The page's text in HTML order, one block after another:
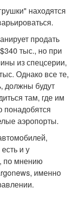
находятся
продать
тыс., но при
из спецсерии,
Однако все те,
должны будут
там, где им
понадобятся
аэропорты.
и у
по мнению
именно